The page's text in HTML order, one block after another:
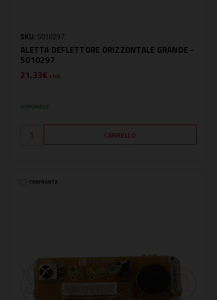
SKU: 5010297
ALETTA DEFLETTORE ORIZZONTALE GRANDE -
5010297
21,33€ + IVA
DISPONIBILE
CONFRONTA